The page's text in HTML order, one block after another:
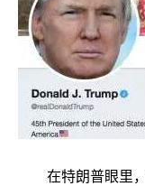
在特朗普眼里